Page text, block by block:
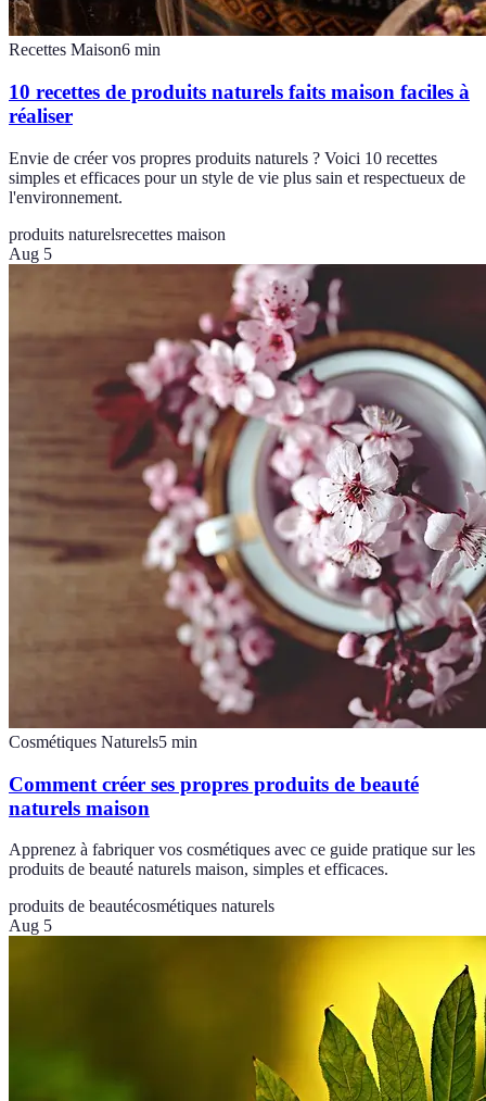
Recettes Maison6 min
10 recettes de produits naturels faits maison faciles à
réaliser
Envie de créer vos propres produits naturels ? Voici 10 recettes
simples et efficaces pour un style de vie plus sain et respectueux de
l'environnement.
produits naturelsrecettes maison
Aug 5
Cosmétiques Naturels5 min
Comment créer ses propres produits de beauté
naturels maison
Apprenez à fabriquer vos cosmétiques avec ce guide pratique sur les
produits de beauté naturels maison, simples et efficaces.
produits de beautécosmétiques naturels
Aug 5